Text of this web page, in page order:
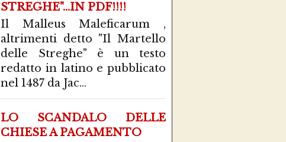
STREGHE"...IN PDF!!!!
Il Malleus Maleficarum ,
altrimenti detto "Il Martello
delle Streghe" è un testo
redatto in latino e pubblicato
nel 1487 da Jac...
LO SCANDALO DELLE
CHIESE A PAGAMENTO